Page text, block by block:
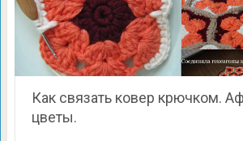
Как связать ковер крючком.
цветы.